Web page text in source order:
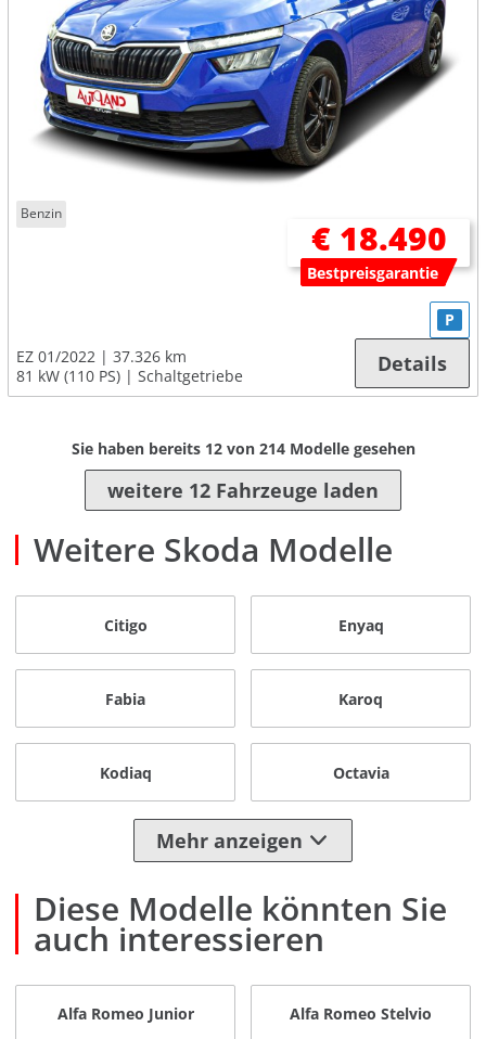
Benzin
€ 18.490
Bestpreisgarantie
EZ 01/2022
37.326 km
81 kW (110 PS)
Schaltgetriebe
P
Details
Sie haben bereits 12von 214Modelle gesehen
weitere 12 Fahrzeuge laden
Weitere Skoda Modelle
Citigo Enyaq
Fabia Karoq
Kodiaq Octavia
Mehr anzeigen
Diese Modelle könnten Sie
auch interessieren
Alfa Romeo Junior Alfa Romeo Stelvio